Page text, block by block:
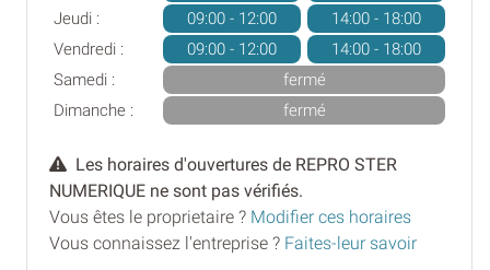
Jeudi :
09:00 - 12:00
14:00 - 18:00
Vendredi :
09:00 - 12:00
14:00 - 18:00
Samedi :
fermé
Dimanche :
fermé
Les horaires d'ouvertures de REPRO STER
NUMERIQUE ne sont pas vérifiés.
Vous êtes le proprietaire ? Modifier ces horaires
Vous connaissez l'entreprise ? Faites-leur savoir